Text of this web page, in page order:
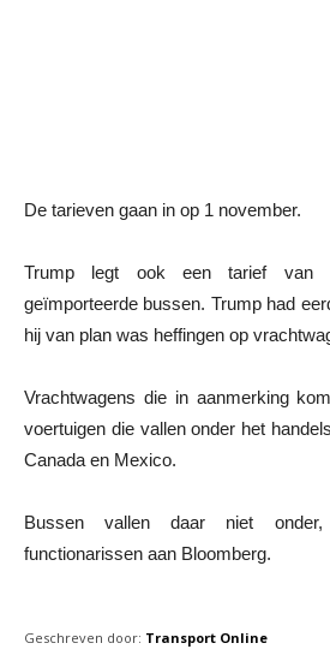
De tarieven gaan in op 1 november.
Trump legt ook een tarief van
geïmporteerde bussen. Trump had
hij van plan was heffingen op
Vrachtwagens die in aanmerking
voertuigen die vallen onder het
Canada en Mexico.
Bussen vallen daar niet
functionarissen aan Bloomberg.
Geschreven door: Transport Online